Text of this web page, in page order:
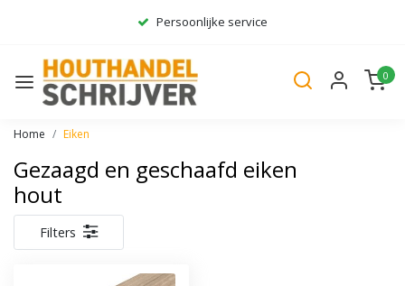
Persoonlijke service
Gratis bezorgd*
0
Home Eiken
Gezaagd en geschaafd eiken
hout
Filters